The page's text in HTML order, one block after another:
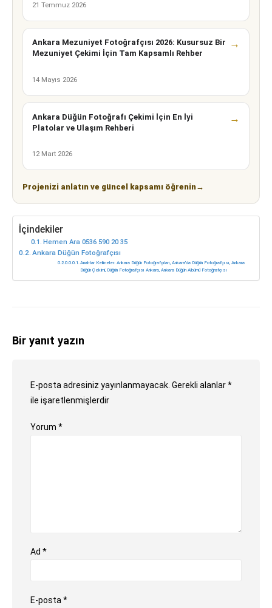
21 Temmuz 2026
Ankara Mezuniyet Fotoğrafçısı 2026: Kusursuz Bir
Mezuniyet Çekimi İçin Tam Kapsamlı Rehber
14 Mayıs 2026
→
Ankara Düğün Fotoğrafı Çekimi İçin En İyi
Platolar ve Ulaşım Rehberi
12 Mart 2026
→
Projenizi anlatın ve güncel kapsamı öğrenin→
İçindekiler
Hemen Ara 0536 590 20 35
Ankara Düğün Fotoğrafçısı
Anahtar Kelimeler: Ankara Düğün Fotoğrafçıları, Ankara’da Düğün Fotoğrafçısı, Ankara
Düğün Çekimi, Düğün Fotoğrafçısı Ankara, Ankara Düğün Albümü Fotoğrafçısı
Bir yanıt yazın
E-posta adresiniz yayınlanmayacak. Gerekli alanlar*
ile işaretlenmişlerdir
Yorum *
Ad *
E-posta *